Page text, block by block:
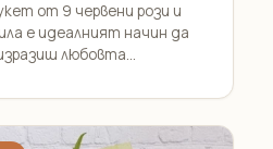
от 9 червени рози и
е идеалният начин да
любовта...